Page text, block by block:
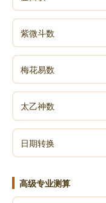
病，多喝水，注意
中老年人要特别关
3、注意人身安全
通安全，避免被动
全。
人际关系方面
1、谨慎交友：要
这些属相的人相处
产生摩擦、分歧和误
紫微斗数
梅花易数
太乙神数
日期转换
高级专业测算